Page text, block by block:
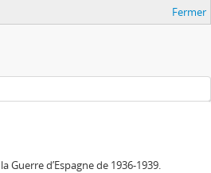
Fermer
d’Espagne de 1936-1939.